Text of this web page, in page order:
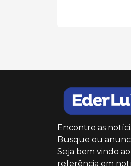
Encontre as
Busque ou
Seja bem vindo
referência em